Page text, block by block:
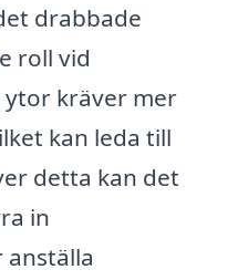
drabbade
roll vid
kräver mer
kan leda till
detta kan det
in